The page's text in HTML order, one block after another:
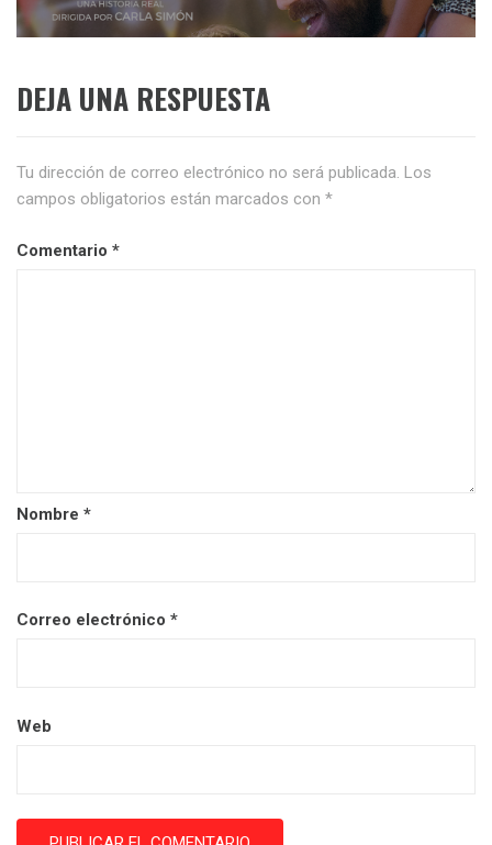
DEJA UNA RESPUESTA
Tu dirección de correo electrónico no será publicada. Los
campos obligatorios están marcados con *
Comentario *
Nombre *
Correo electrónico *
Web